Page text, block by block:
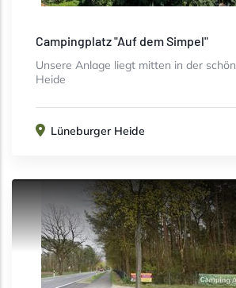
Campingplatz "Auf dem Simpel"
Unsere Anlage liegt mitten in der
Heide
Lüneburger Heide